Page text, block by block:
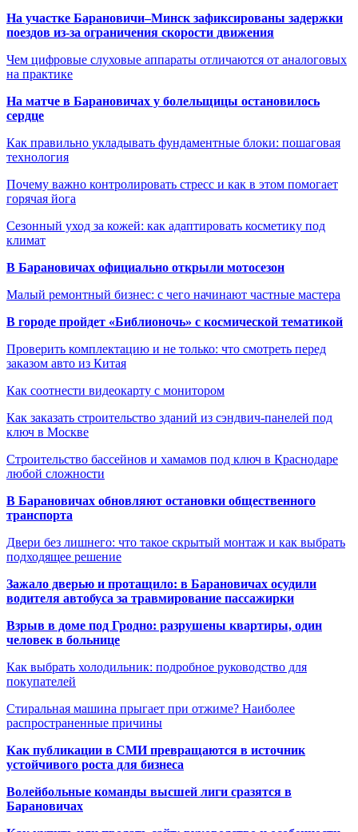
На участке Барановичи–Минск зафиксированы задержки
поездов из-за ограничения скорости движения
Чем цифровые слуховые аппараты отличаются от аналоговых
на практике
На матче в Барановичах у болельщицы остановилось
сердце
Как правильно укладывать фундаментные блоки: пошаговая
технология
Почему важно контролировать стресс и как в этом помогает
горячая йога
Сезонный уход за кожей: как адаптировать косметику под
климат
В Барановичах официально открыли мотосезон
Малый ремонтный бизнес: с чего начинают частные мастера
В городе пройдет «Библионочь» с космической тематикой
Проверить комплектацию и не только: что смотреть перед
заказом авто из Китая
Как соотнести видеокарту с монитором
Как заказать строительство зданий из сэндвич-панелей под
ключ в Москве
Строительство бассейнов и хамамов под ключ в Краснодаре
любой сложности
В Барановичах обновляют остановки общественного
транспорта
Двери без лишнего: что такое скрытый монтаж и как выбрать
подходящее решение
Зажало дверью и протащило: в Барановичах осудили
водителя автобуса за травмирование пассажирки
Взрыв в доме под Гродно: разрушены квартиры, один
человек в больнице
Как выбрать холодильник: подробное руководство для
покупателей
Стиральная машина прыгает при отжиме? Наиболее
распространенные причины
Как публикации в СМИ превращаются в источник
устойчивого роста для бизнеса
Волейбольные команды высшей лиги сразятся в
Барановичах